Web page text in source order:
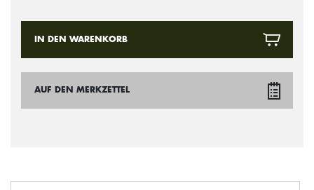
IN DEN WARENKORB
AUF DEN MERKZETTEL